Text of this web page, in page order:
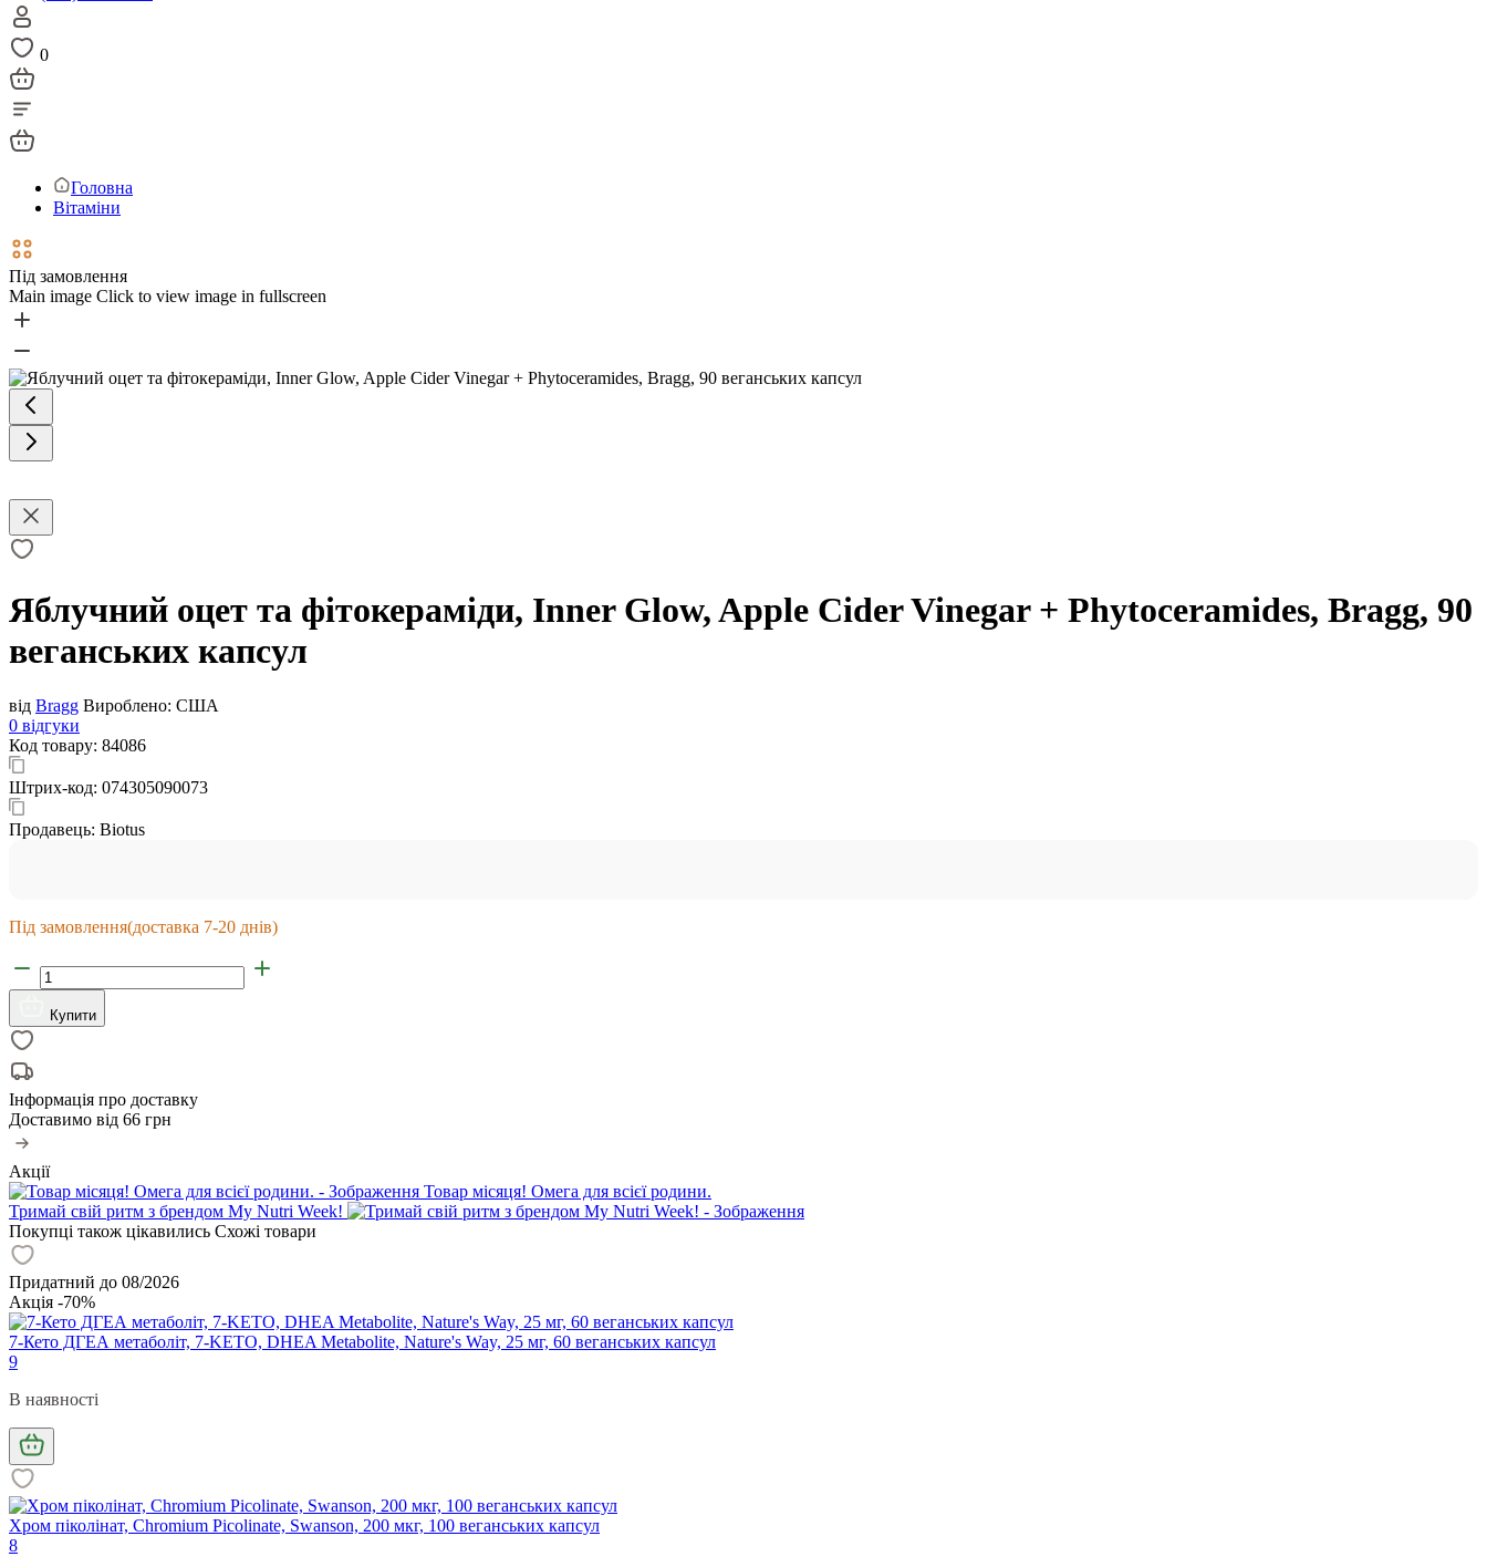
0
Головна
Вітаміни
Під замовлення
Main image Click to view image in fullscreen
Яблучний оцет та фітокераміди, Inner Glow, Apple Cider Vinegar + Phytoceramides, Bragg, 90
веганських капсул
від Bragg Вироблено: США
0 відгуки
Код товару: 84086
Штрих-код: 074305090073
Продавець: Biotus
Під замовлення(доставка 7-20 днів)
Купити
Інформація про доставку
Доставимо від 66 грн
Акції
Товар місяця! Омега для всієї родини.
Тримай свій ритм з брендом My Nutri Week!
Покупці також цікавились Схожі товари
Придатний до 08/2026
Акція -70%
7-Кето ДГЕА метаболіт, 7-KETO, DHEA Metabolite, Nature's Way, 25 мг, 60 веганських капсул
9
В наявності
Хром піколінат, Chromium Picolinate, Swanson, 200 мкг, 100 веганських капсул
8